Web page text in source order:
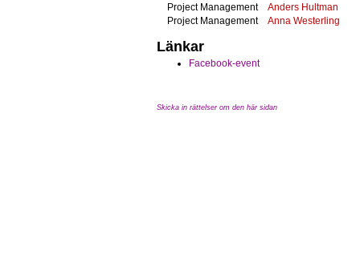
Project Management
Anders Hultman
Project Management
Anna Westerling
Länkar
Facebook-event
Skicka in rättelser om den här sidan